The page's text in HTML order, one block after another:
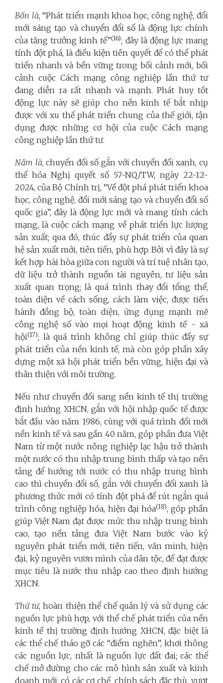
Bốn là, “Phát triển mạnh khoa học, công nghệ, đổi
mới sáng tạo và chuyển đổi số là động lực chính
của tăng trưởng kinh tế”(16); đây là động lực mang
tính đột phá, là điều kiện tiên quyết để có thể phát
triển nhanh và bền vững trong bối cảnh mới, bối
cảnh cuộc Cách mạng công nghiệp lần thứ tư
đang diễn ra rất nhanh và mạnh. Phát huy tốt
động lực này sẽ giúp cho nền kinh tế bắt nhịp
được với xu thế phát triển chung của thế giới, tận
dụng được những cơ hội của cuộc Cách mạng
công nghiệp lần thứ tư.
Năm là, chuyển đổi số gắn với chuyển đổi xanh, cụ
thể hóa Nghị quyết số 57-NQ/TW, ngày 22-12-
2024, của Bộ Chính trị, “Về đột phá phát triển khoa
học, công nghệ, đổi mới sáng tạo và chuyển đổi số
quốc gia”, đây là động lực mới và mang tính cách
mạng, là cuộc cách mạng về phát triển lực lượng
sản xuất; qua đó, thúc đẩy sự phát triển của quan
hệ sản xuất mới, tiên tiến, phù hợp. Bởi vì đây là sự
kết hợp hài hòa giữa con người và trí tuệ nhân tạo,
dữ liệu trở thành nguồn tài nguyên, tư liệu sản
xuất quan trọng; là quá trình thay đổi tổng thể,
toàn diện về cách sống, cách làm việc, được tiến
hành đồng bộ, toàn diện, ứng dụng mạnh mẽ
công nghệ số vào mọi hoạt động kinh tế - xã
hội(17); là quá trình không chỉ giúp thúc đẩy sự
phát triển của nền kinh tế, mà còn góp phần xây
dựng một xã hội phát triển bền vững, hiện đại và
thân thiện với môi trường.
Nếu như chuyển đổi sang nền kinh tế thị trường
định hướng XHCN, gắn với hội nhập quốc tế được
bắt đầu vào năm 1986, cùng với quá trình đổi mới
nền kinh tế và sau gần 40 năm, góp phần đưa Việt
Nam từ một nước nông nghiệp lạc hậu trở thành
một nước có thu nhập trung bình thấp và tạo nền
tảng để hướng tới nước có thu nhập trung bình
cao thì chuyển đổi số, gắn với chuyển đổi xanh là
phương thức mới có tính đột phá để rút ngắn quá
trình công nghiệp hóa, hiện đại hóa(18), góp phần
giúp Việt Nam đạt được mức thu nhập trung bình
cao, tạo nền tảng đưa Việt Nam bước vào kỷ
nguyên phát triển mới, tiên tiến, văn minh, hiện
đại, kỷ nguyên vươn mình của dân tộc, để đạt được
mục tiêu là nước thu nhập cao theo định hướng
XHCN.
Thứ tư, hoàn thiện thể chế quản lý và sử dụng các
nguồn lực phù hợp, với thể chế phát triển của nền
kinh tế thị trường định hướng XHCN, đặc biệt là
các thể chế tháo gỡ các “điểm nghẽn”, khơi thông
các nguồn lực, nhất là nguồn lực đất đai; các thể
chế mở đường cho các mô hình sản xuất và kinh
doanh mới; có các cơ chế, chính sách đặc thù, vượt